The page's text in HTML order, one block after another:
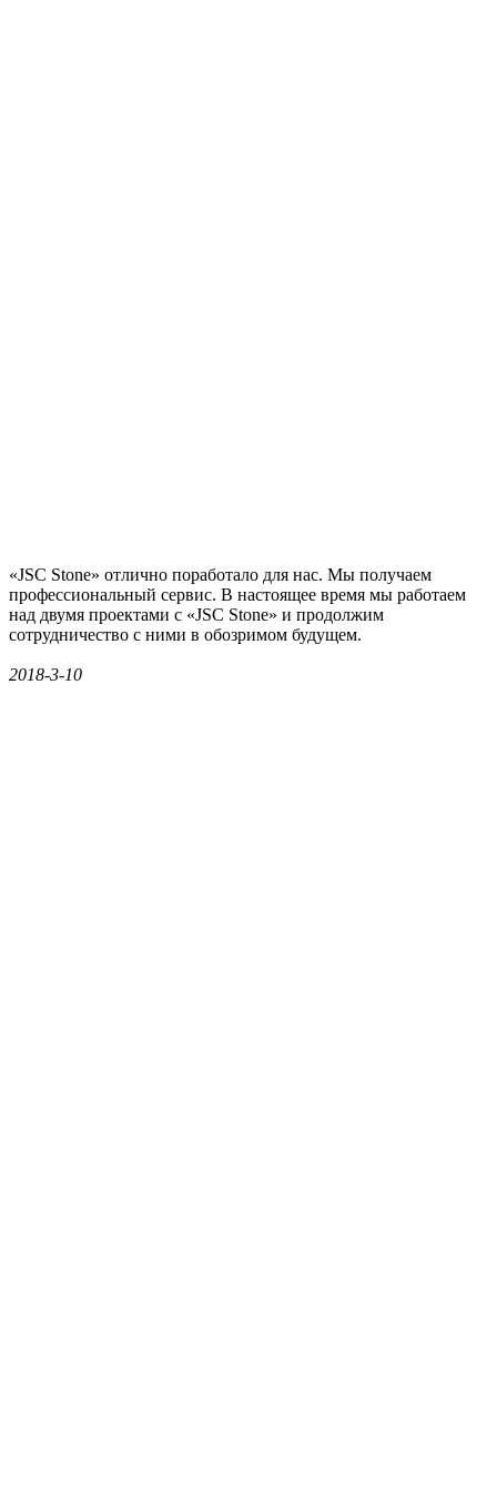
«JSC Stone» отлично поработало для нас. Мы получаем
профессиональный сервис. В настоящее время мы работаем
над двумя проектами с «JSC Stone» и продолжим
сотрудничество с ними в обозримом будущем.
2018-3-10